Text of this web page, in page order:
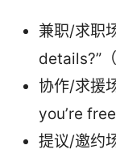
兼职/求职
details?”
协作/求援
you’re
提议/邀约